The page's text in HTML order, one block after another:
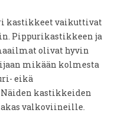
kastikkeet vaikuttivat
Pippurikastikkeen ja
olivat hyvin
mikään kolmesta
eikä
kastikkeiden
valkoviineille.